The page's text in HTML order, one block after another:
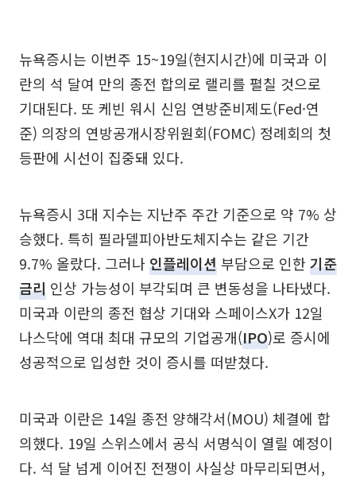
뉴욕증시는 이번주 15~19일(현지시간)에 미국과 이
란의 석 달여 만의 종전 합의로 랠리를 펼칠 것으로
기대된다. 또 케빈 워시 신임 연방준비제도(Fed·연
준) 의장의 연방공개시장위원회(FOMC) 정례회의 첫
등판에 시선이 집중돼 있다.
뉴욕증시 3대 지수는 지난주 주간 기준으로 약 7% 상
승했다. 특히 필라델피아반도체지수는 같은 기간
9.7% 올랐다. 그러나인플레이션 부담으로 인한 기준
금리 인상 가능성이 부각되며 큰 변동성을 나타냈다.
미국과 이란의 종전 협상 기대와 스페이스X가 12일
나스닥에 역대 최대 규모의 기업공개(IPO)로 증시에
성공적으로 입성한 것이 증시를 떠받쳤다.
미국과 이란은 14일 종전 양해각서(MOU) 체결에 합
의했다. 19일 스위스에서 공식 서명식이 열릴 예정이
다. 석 달 넘게 이어진 전쟁이 사실상 마무리되면서,